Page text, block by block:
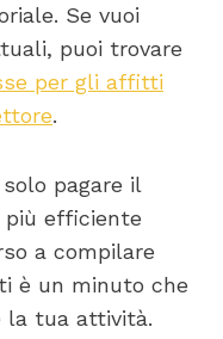
Se vuoi
puoi trovare
per gli affitti
.
pagare il
più efficiente
a compilare
è un minuto che
la tua attività.